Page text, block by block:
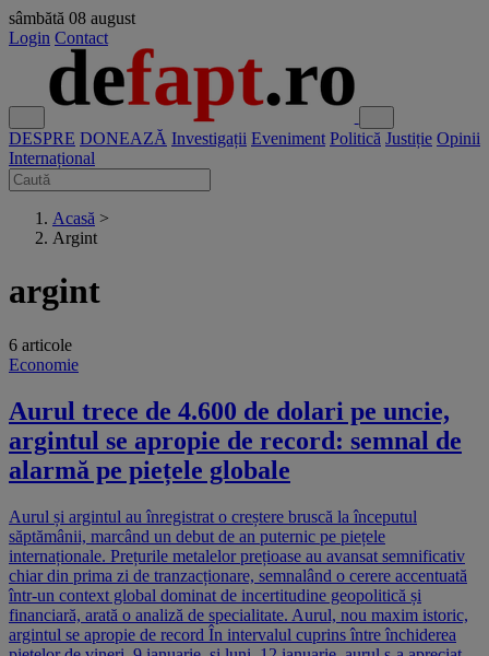
sâmbătă 08 august
Login Contact
DESPRE DONEAZĂ Investigații Eveniment Politică Justiție Opinii
Internațional
Acasă >
Argint
argint
6 articole
Economie
Aurul trece de 4.600 de dolari pe uncie,
argintul se apropie de record: semnal de
alarmă pe piețele globale
Aurul și argintul au înregistrat o creștere bruscă la începutul
săptămânii, marcând un debut de an puternic pe piețele
internaționale. Prețurile metalelor prețioase au avansat semnificativ
chiar din prima zi de tranzacționare, semnalând o cerere accentuată
într-un context global dominat de incertitudine geopolitică și
financiară, arată o analiză de specialitate. Aurul, nou maxim istoric,
argintul se apropie de record În intervalul cuprins între închiderea